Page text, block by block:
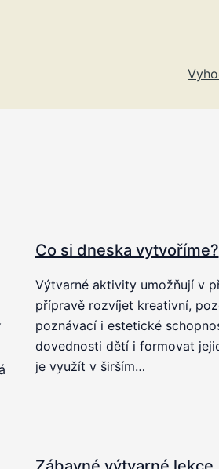
Co si dneska vytvoříme?
Výtvarné aktivity umožňují v
přípravě rozvíjet kreativní,
poznávací i estetické
dovednosti dětí i formovat
je využít v širším…